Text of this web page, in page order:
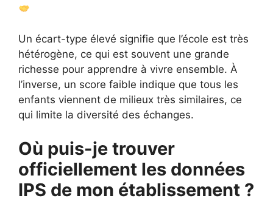
Un écart-type élevé signifie que l’école est très
hétérogène, ce qui est souvent une grande
richesse pour apprendre à vivre ensemble. À
l’inverse, un score faible indique que tous les
enfants viennent de milieux très similaires, ce
qui limite la diversité des échanges.
Où puis-je trouver
officiellement les données
IPS de mon établissement ?